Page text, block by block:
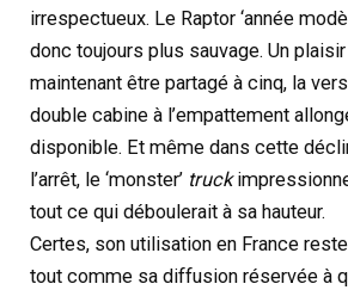
irrespectueux. Le Raptor ‘année
donc toujours plus sauvage. Un
maintenant être partagé à cinq, la
double cabine à l’empattement
disponible. Et même dans cette
l’arrêt, le ‘monster’ truck
tout ce qui déboulerait à sa hauteur.
Certes, son utilisation en France
tout comme sa diffusion réservée à